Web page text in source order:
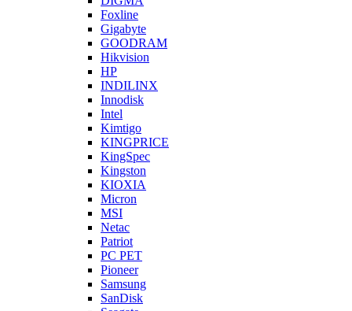
Foxline
Gigabyte
GOODRAM
Hikvision
HP
INDILINX
Innodisk
Intel
Kimtigo
KINGPRICE
KingSpec
Kingston
KIOXIA
Micron
MSI
Netac
Patriot
PC PET
Pioneer
Samsung
SanDisk